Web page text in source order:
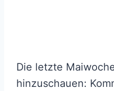
Die letzte
hinzuschauen: